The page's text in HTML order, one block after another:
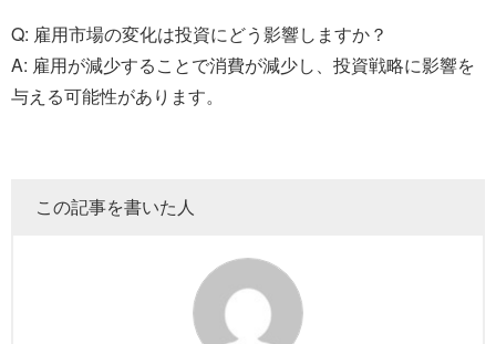
Q: 雇用市場の変化は投資にどう影響しますか？
A: 雇用が減少することで消費が減少し、投資戦略に影響を
与える可能性があります。
この記事を書いた人